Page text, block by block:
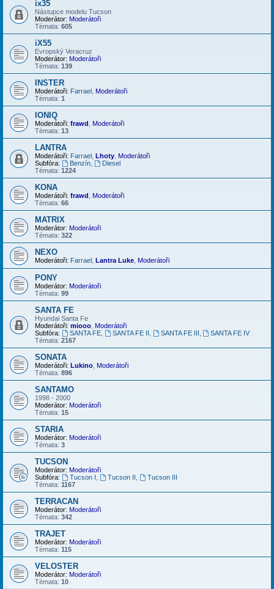
ix35
Nástupce modelu Tucson
Moderátor: Moderátoři
Témata: 605
iX55
Evropský Veracruz
Moderátor: Moderátoři
Témata: 139
INSTER
Moderátoři: Farrael Moderátoři
Témata: 1
IONIQ
Moderátoři: frawd
Moderátoři
Témata: 13
LANTRA
Moderátoři: Farrael Lhoty Moderátoři
Subfóra:
Benzín,
Diesel
Témata: 1224
KONA
Moderátoři: frawd
Moderátoři
Témata: 66
MATRIX
Moderátor: Moderátoři
Témata: 322
NEXO
Moderátoři: Farrael Lantra Luke Moderátoři
PONY
Moderátor: Moderátoři
Témata: 99
SANTA FE
Hyundai Santa Fe
Moderátoři: miooo Moderátoři
Subfóra:
SANTA FE, SANTA FE II SANTA FE III
SANTA FE IV
Témata: 2167
SONATA
Moderátoři: Lukino Moderátoři
Témata: 896
SANTAMO
1998 - 2000
Moderátor: Moderátoři
Témata: 15
STARIA
Moderátor: Moderátoři
Témata: 3
TUCSON
Moderátor: Moderátoři
Subfóra:
Tucson I Tucson II
Tucson III
Témata: 1167
TERRACAN
Moderátor: Moderátoři
Témata: 342
TRAJET
Moderátor: Moderátoři
Témata: 115
VELOSTER
Moderátor: Moderátoři
Témata: 10